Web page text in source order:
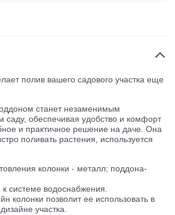
полив вашего садового участка еще
станет незаменимым
обеспечивая удобство и комфорт
и практичное решение на даче. Она
поливать растения, используется
колонки - металл; поддона-
системе водоснабжения.
колонки позволит ее использовать в
участка.